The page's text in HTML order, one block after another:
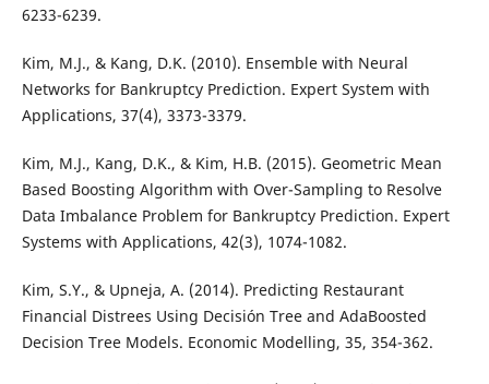
6233-6239.
Kim, M.J., & Kang, D.K. (2010). Ensemble with Neural
Networks for Bankruptcy Prediction. Expert System with
Applications, 37(4), 3373-3379.
Kim, M.J., Kang, D.K., & Kim, H.B. (2015). Geometric Mean
Based Boosting Algorithm with Over-Sampling to Resolve
Data Imbalance Problem for Bankruptcy Prediction. Expert
Systems with Applications, 42(3), 1074-1082.
Kim, S.Y., & Upneja, A. (2014). Predicting Restaurant
Financial Distrees Using Decisión Tree and AdaBoosted
Decision Tree Models. Economic Modelling, 35, 354-362.